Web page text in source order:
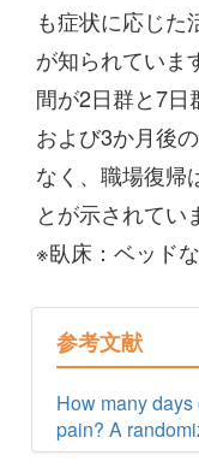
も症状に応じた
が知られていま
間が2日群と7日
および3か月後
なく、職場復帰
とが示されてい
※臥床：ベッド
参考文献
How many
pain? A